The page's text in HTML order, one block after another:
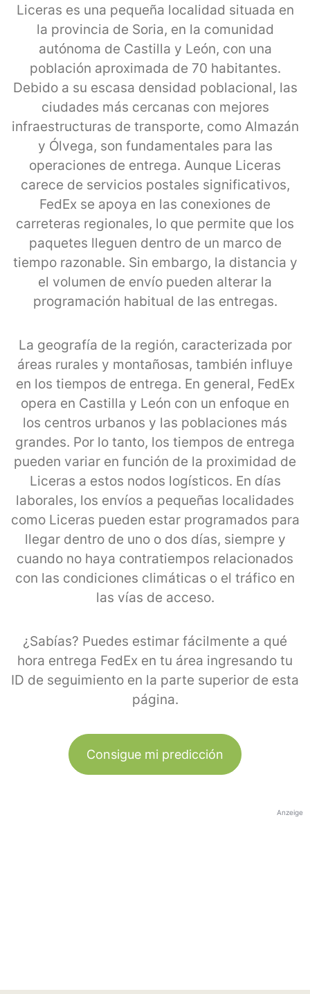
Liceras es una pequeña localidad situada en
la provincia de Soria, en la comunidad
autónoma de Castilla y León, con una
población aproximada de 70 habitantes.
Debido a su escasa densidad poblacional, las
ciudades más cercanas con mejores
infraestructuras de transporte, como Almazán
y Ólvega, son fundamentales para las
operaciones de entrega. Aunque Liceras
carece de servicios postales significativos,
FedEx se apoya en las conexiones de
carreteras regionales, lo que permite que los
paquetes lleguen dentro de un marco de
tiempo razonable. Sin embargo, la distancia y
el volumen de envío pueden alterar la
programación habitual de las entregas.
La geografía de la región, caracterizada por
áreas rurales y montañosas, también influye
en los tiempos de entrega. En general, FedEx
opera en Castilla y León con un enfoque en
los centros urbanos y las poblaciones más
grandes. Por lo tanto, los tiempos de entrega
pueden variar en función de la proximidad de
Liceras a estos nodos logísticos. En días
laborales, los envíos a pequeñas localidades
como Liceras pueden estar programados para
llegar dentro de uno o dos días, siempre y
cuando no haya contratiempos relacionados
con las condiciones climáticas o el tráfico en
las vías de acceso.
¿Sabías? Puedes estimar fácilmente a qué
hora entrega FedEx en tu área ingresando tu
ID de seguimiento en la parte superior de esta
página.
Consigue mi predicción
Anzeige